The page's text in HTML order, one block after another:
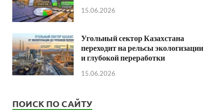
15.06.2026
Угольный сектор Казахстана
переходит на рельсы экологизации
и глубокой переработки
15.06.2026
ПОИСК ПО САЙТУ